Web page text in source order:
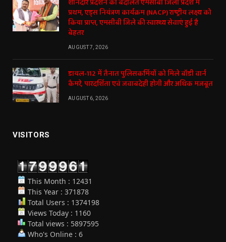
शानदार प्रदर्शन की बदौलत एमसीबी जिला प्रदेश में
प्रथम, एड्स नियंत्रण कार्यक्रम (NACP) राष्ट्रीय लक्ष्य को
किया प्राप्त, एमसीबी जिले की स्वास्थ्य सेवाएं हुई है
बेहतर
AUGUST 7, 2026
डायल-112 में तैनात पुलिसकर्मियों को मिले बॉडी वार्न
कैमरे, पारदर्शिता एवं जवाबदेही होगी और अधिक मजबूत
AUGUST 6, 2026
VISITORS
This Month : 12431
This Year : 371878
Total Users : 1374198
Views Today : 1160
Total views : 5897595
Who's Online : 6